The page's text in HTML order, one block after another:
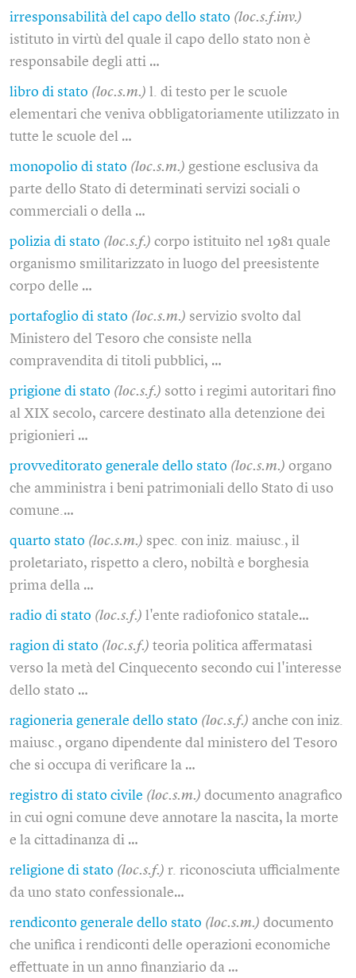
irresponsabilità del capo dello stato (loc.s.f.inv.)
istituto in virtù del quale il capo dello stato non è
responsabile degli atti …
libro di stato (loc.s.m.) l. di testo per le scuole
elementari che veniva obbligatoriamente utilizzato in
tutte le scuole del …
monopolio di stato (loc.s.m.) gestione esclusiva da
parte dello Stato di determinati servizi sociali o
commerciali o della …
polizia di stato (loc.s.f.) corpo istituito nel 1981 quale
organismo smilitarizzato in luogo del preesistente
corpo delle …
portafoglio di stato (loc.s.m.) servizio svolto dal
Ministero del Tesoro che consiste nella
compravendita di titoli pubblici, …
prigione di stato (loc.s.f.) sotto i regimi autoritari fino
al XIX secolo, carcere destinato alla detenzione dei
prigionieri …
provveditorato generale dello stato (loc.s.m.) organo
che amministra i beni patrimoniali dello Stato di uso
comune.…
quarto stato (loc.s.m.) spec. con iniz. maiusc., il
proletariato, rispetto a clero, nobiltà e borghesia
prima della …
radio di stato (loc.s.f.) l'ente radiofonico statale…
ragion di stato (loc.s.f.) teoria politica affermatasi
verso la metà del Cinquecento secondo cui l'interesse
dello stato …
ragioneria generale dello stato (loc.s.f.) anche con iniz.
maiusc., organo dipendente dal ministero del Tesoro
che si occupa di verificare la …
registro di stato civile (loc.s.m.) documento anagrafico
in cui ogni comune deve annotare la nascita, la morte
e la cittadinanza di …
religione di stato (loc.s.f.) r. riconosciuta ufficialmente
da uno stato confessionale…
rendiconto generale dello stato (loc.s.m.) documento
che unifica i rendiconti delle operazioni economiche
effettuate in un anno finanziario da …